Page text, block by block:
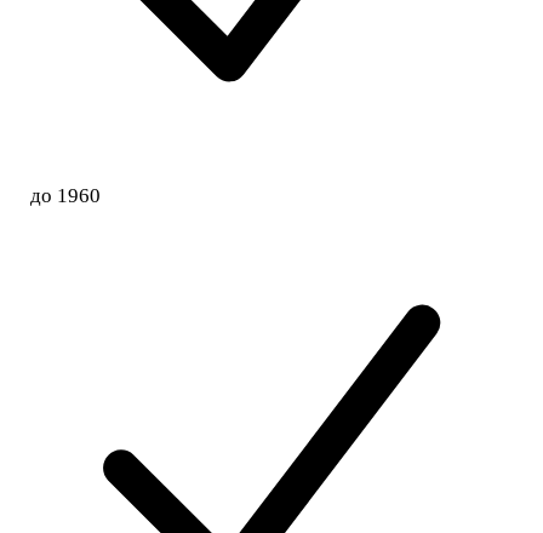
до 1960